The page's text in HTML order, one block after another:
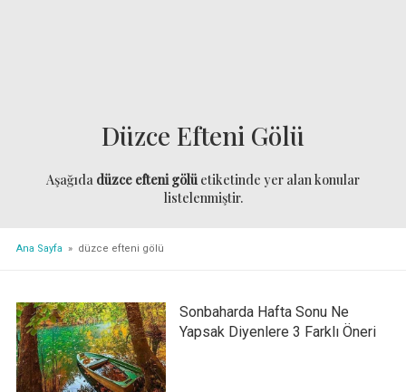
Düzce Efteni Gölü
Aşağıda düzce efteni gölüetiketinde yer alan konular
listelenmiştir.
Ana Sayfa » düzce efteni gölü
Sonbaharda Hafta Sonu Ne
Yapsak Diyenlere 3 Farklı Öneri